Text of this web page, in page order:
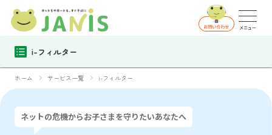
i-フィルター
ホーム サービス一覧 i-フィルター
ネットの危機からお子さまを守りたいあなたへ